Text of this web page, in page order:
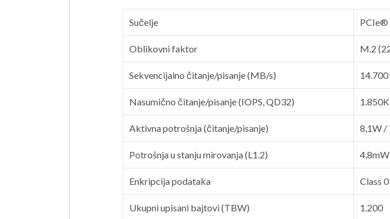
Sučelje PCIe®
Oblikovni faktor M.2
Sekvencijalno čitanje/pisanje (MB/s)
Nasumično čitanje/pisanje (IOPS, QD32)
Aktivna potrošnja (čitanje/pisanje) 8,1W /
Potrošnja u stanju mirovanja (L1.2)
Enkripcija podataka Class
Ukupni upisani bajtovi (TBW) 1.200